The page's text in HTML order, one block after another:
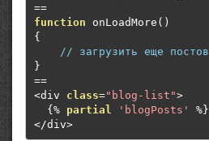
==
function onLoadMore ()
{
// загрузить еще постов
}
==
<div class="blog-list">
{%
partial 'blogPosts'
%}
</div>